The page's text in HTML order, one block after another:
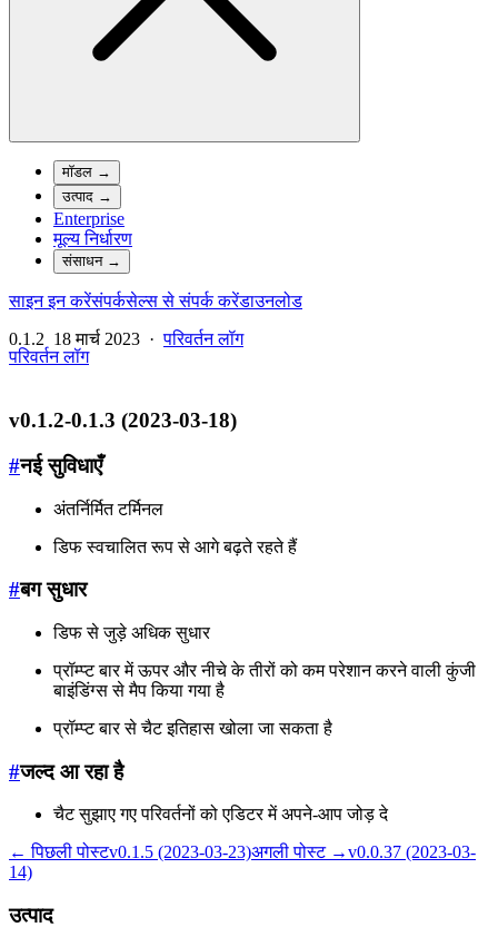
मॉडल →
उत्पाद →
Enterprise
मूल्य निर्धारण
संसाधन→
साइन इन करेंसंपर्कसेल्स से संपर्क करेंडाउनलोड
0.1.2 18 मार्च 2023 ·परिवर्तन लॉग
परिवर्तन लॉग
v0.1.2-0.1.3 (2023-03-18)
#नई सुविधाएँ
अंतर्निर्मित टर्मिनल
डिफ स्वचालित रूप से आगे बढ़ते रहते हैं
#बग सुधार
डिफ से जुड़े अधिक सुधार
प्रॉम्प्ट बार में ऊपर और नीचे के तीरों को कम परेशान करने वाली कुंजी
बाइंडिंग्स से मैप किया गया है
प्रॉम्प्ट बार से चैट इतिहास खोला जा सकता है
#जल्द आ रहा है
चैट सुझाए गए परिवर्तनों को एडिटर में अपने-आप जोड़ दे
← पिछली पोस्टv0.1.5 (2023-03-23)अगली पोस्ट →v0.0.37 (2023-03-
14)
उत्पाद